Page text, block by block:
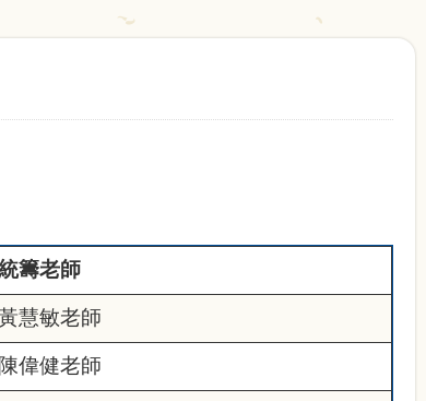
籌老師
慧敏老師
陳偉健老師